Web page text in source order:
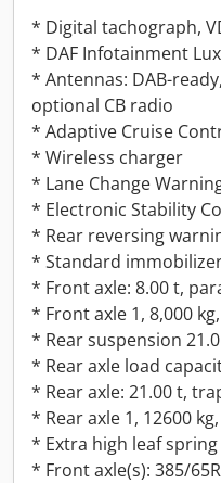
* Digital tachograph,
* DAF Infotainment
* Antennas: DAB-
optional CB radio
* Adaptive Cruise
* Wireless charger
* Lane Change
* Electronic Stability
* Rear reversing
* Standard
* Front axle: 8.00 t,
* Front axle 1, 8,000
* Rear suspension
* Rear axle load
* Rear axle: 21.00 t,
* Rear axle 1, 12600
* Extra high leaf
* Front axle(s): 385/